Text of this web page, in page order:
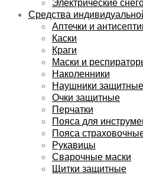
Средства
Аптечки и
Каски
Краги
Маски и
Наколенники
Наушники защитные
Очки защитные
Перчатки
Пояса для
Пояса
Рукавицы
Сварочные маски
Щитки защитные